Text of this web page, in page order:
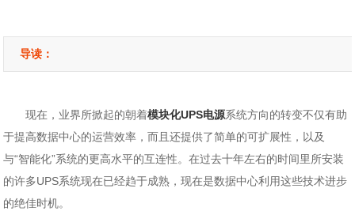
导读：
现在，业界所掀起的朝着模块化UPS电源系统方向的转变不仅有助
于提高数据中心的运营效率，而且还提供了简单的可扩展性，以及
与“智能化”系统的更高水平的互连性。在过去十年左右的时间里所安装
的许多UPS系统现在已经趋于成熟，现在是数据中心利用这些技术进步
的绝佳时机。